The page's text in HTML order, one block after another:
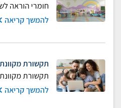
חומרי הוראה
להמשך קריאה
תקשורת
תקשורת
להמשך קריאה